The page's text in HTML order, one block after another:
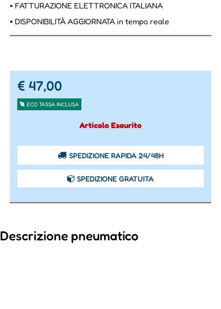
▪ FATTURAZIONE ELETTRONICA ITALIANA
▪ DISPONIBILITÀ AGGIORNATA in tempo reale
€ 47,00
ECO TASSA INCLUSA
Articolo Esaurito
SPEDIZIONE RAPIDA 24/48H
SPEDIZIONE GRATUITA
Descrizione pneumatico